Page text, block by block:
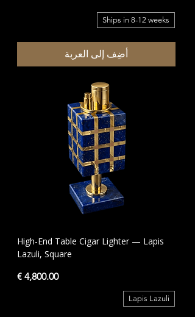
Ships in 8-12 weeks
أضِف إلى العربة
High-End Table Cigar Lighter — Lapis
Lazuli, Square
السعر
Lapis Lazuli